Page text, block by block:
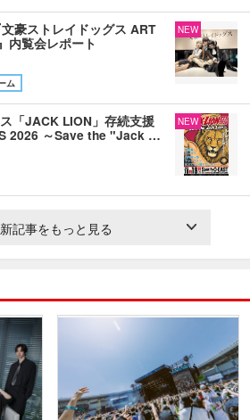
豪ストレイドッグス ART
内覧会レポート
ム
NEW
「JACK LION」存続支援
2026 ～Save the "Jack …
NEW
記事をもっと見る